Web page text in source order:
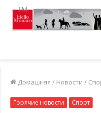
Домашняя / Новости /
Горячие новости Спорт